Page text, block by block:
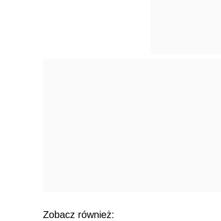
Zobacz również: